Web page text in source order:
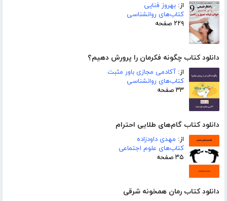
از: بهروز فنایی
کتاب‌های روانشناسی
۲۲۹ صفحه
دانلود کتاب چگونه فکرمان را پرورش دهیم؟
از: آکادمی مجازی باور مثبت
کتاب‌های روانشناسی
۳۳ صفحه
دانلود کتاب گام‌های طلایی احترام
از: مهدی داودزاده
کتاب‌های علوم اجتماعی
۳۵ صفحه
دانلود کتاب رمان همخونه شرقی